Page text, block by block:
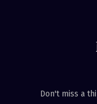
Don't miss a